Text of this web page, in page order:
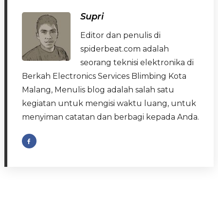
Supri
Editor dan penulis di
spiderbeat.com adalah
seorang teknisi elektronika di
Berkah Electronics Services Blimbing Kota
Malang, Menulis blog adalah salah satu
kegiatan untuk mengisi waktu luang, untuk
menyiman catatan dan berbagi kepada Anda.